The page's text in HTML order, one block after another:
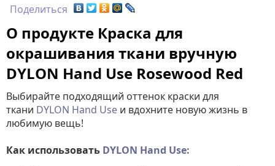
Поделиться
О продукте Краска для
окрашивания ткани вручную
DYLON Hand Use Rosewood Red
Выбирайте подходящий оттенок краски для
ткани DYLON Hand Use и вдохните новую жизнь в
любимую вещь!
Как использовать DYLON Hand Use: